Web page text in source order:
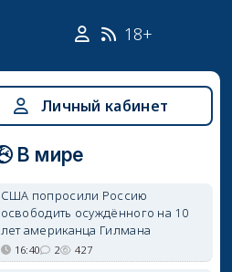
18+
Личный кабинет
В мире
США попросили Россию
освободить осуждённого на 10
лет американца Гилмана
16:40 2 427